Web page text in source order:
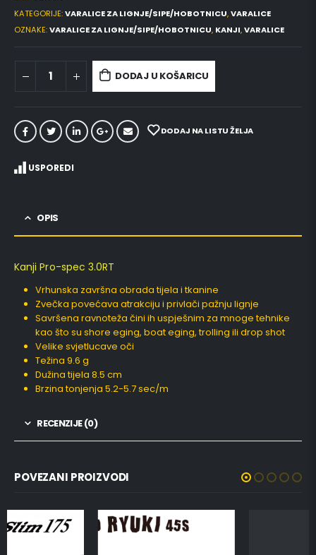
KATEGORIJE:VARALICE ZA LIGNJE/SIPE/HOBOTNICU,VARALICE
OZNAKE:VARALICE ZA LIGNJE/SIPE/HOBOTNICU, KANJI,VARALICE
DODAJ U KOŠARICU
DODAJ NA LISTU ŽELJA
USPOREDI
OPIS
Kanji Pro-spec 3.0RT
Vrhunska završna obrada tijela i tkanine
Zvečka povećava atrakciju i privlači pažnju lignje
Savršena ravnoteža čini ih uspješnim za mnoge tehnike
kao što su shore eging, boat eging, trolling ili drop shot
Velike svjetlucave oči
Težina 9.6 g
Dužina tijela 8.5 cm
Brzina tonjenja 5.2-5.7 sec/m
RECENZIJE (0)
POVEZANI PROIZVODI